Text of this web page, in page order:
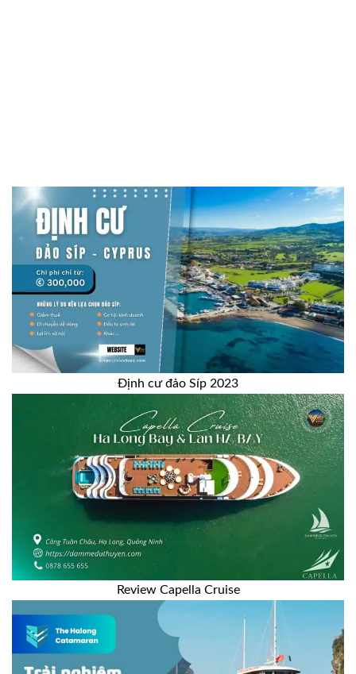
Định cư đảo Síp 2023
Review Capella Cruise